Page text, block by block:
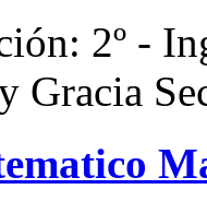
2º -
Gracia